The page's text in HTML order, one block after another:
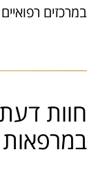
במרכזים
חוות
במרפאות